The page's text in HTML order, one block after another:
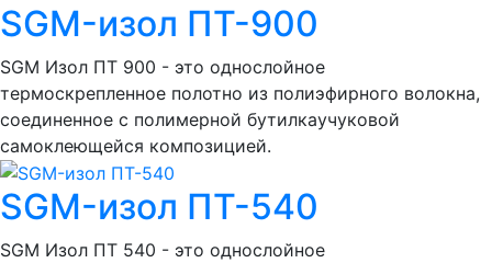
SGM-изол ПТ-900
SGM Изол ПТ 900 - это однослойное
термоскрепленное полотно из полиэфирного волокна,
соединенное с полимерной бутилкаучуковой
самоклеющейся композицией.
SGM-изол ПТ-540
SGM Изол ПТ 540 - это однослойное